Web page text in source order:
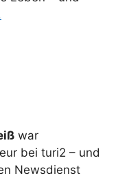
war
bei turi2 – und
Newsdienst